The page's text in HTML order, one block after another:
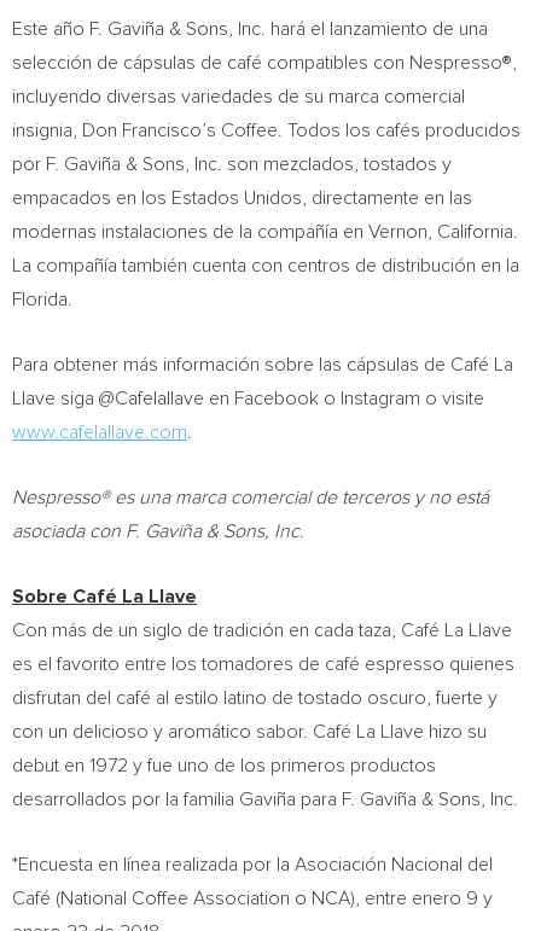
Este año F. Gaviña & Sons, Inc. hará el lanzamiento de una
selección de cápsulas de café compatibles con Nespresso®,
incluyendo diversas variedades de su marca comercial
insignia,
Don Francisco’s Coffee. Todos los cafés producidos
por F. Gaviña & Sons, Inc. son mezclados, tostados y
empacados en los Estados Unidos, directamente en las
modernas instalaciones de la compañía en Vernon, California
La compañía también cuenta con centros de distribución en la
Florida
Para obtener más información sobre las cápsulas de Café La
Llave siga @Cafelallave en Facebook o Instagram o visite
www.cafelallave.com
Nespresso® es una marca comercial de terceros y no está
asociada con F. Gaviña & Sons, Inc.
Sobre Café La Llave
Con más de un siglo de tradición en cada taza, Café La Llave
es el favorito entre los tomadores de café espresso quienes
disfrutan del café al estilo latino de tostado oscuro, fuerte y
con un delicioso y aromático sabor. Café La Llave hizo su
debut en 1972 y fue uno de los primeros productos
desarrollados por la familia Gaviña para F. Gaviña & Sons, Inc.
*Encuesta en línea realizada por la Asociación Nacional del
Café (National Coffee Association o NCA), entre enero 9 y